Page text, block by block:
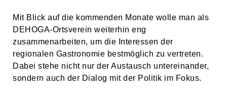
Mit Blick auf die kommenden Monate wolle man als
DEHOGA-Ortsverein weiterhin eng
zusammenarbeiten, um die Interessen der
regionalen Gastronomie bestmöglich zu vertreten.
Dabei stehe nicht nur der Austausch untereinander,
sondern auch der Dialog mit der Politik im Fokus.